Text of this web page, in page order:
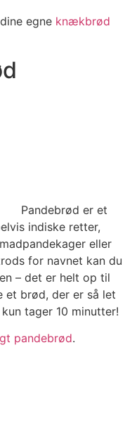
egne knækbrød
Pandebrød er et
indiske retter,
eller
for navnet kan du
– det er helt op til
brød, der er så let
tager 10 minutter!
pandebrød.